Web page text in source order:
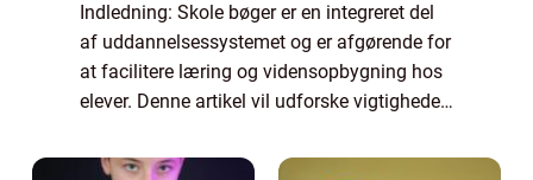
Indledning: Skole bøger er en integreret del
af uddannelsessystemet og er afgørende for
at facilitere læring og vidensopbygning hos
elever. Denne artikel vil udforske vigtigheden
hvordan de spiller en rol...